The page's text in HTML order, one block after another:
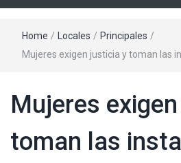
Home / Locales / Principales /
Mujeres exigen justicia y toman las
Mujeres
toman las